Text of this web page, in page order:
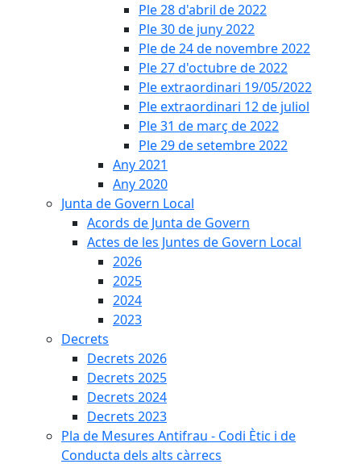
Ple 28 d'abril de 2022
Ple 30 de juny 2022
Ple de 24 de novembre 2022
Ple 27 d'octubre de 2022
Ple extraordinari 19/05/2022
Ple extraordinari 12 de juliol
Ple 31 de març de 2022
Ple 29 de setembre 2022
Any 2021
Any 2020
Junta de Govern Local
Acords de Junta de Govern
Actes de les Juntes de Govern Local
2026
2025
2024
2023
Decrets
Decrets 2026
Decrets 2025
Decrets 2024
Decrets 2023
Pla de Mesures Antifrau - Codi Ètic i de
Conducta dels alts càrrecs